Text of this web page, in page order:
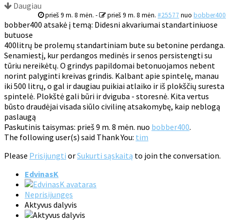
Daugiau
prieš 9 m. 8 mėn. - prieš 9 m. 8 mėn. #25577 nuo bobber400
bobber400 atsakė į temą: Didesni akvariumai standartiniuose
butuose
400litrų be prolemų standartiniam bute su betonine perdanga.
Senamiestį, kur perdangos medinės ir senos persistengti su
tūriu nereikėtų. O grindys papildomai betonuojamos nebent
norint palyginti kreivas grindis. Kalbant apie spintelę, manau
iki 500 litrų, o gal ir daugiau puikiai atlaiko ir iš plokščių suresta
spintelė. Plokštė gali būri ir dviguba - storesnė. Kita vertus
būsto draudėjai visada siūlo civilinę atsakomybę, kaip neblogą
paslaugą
Paskutinis taisymas: prieš 9 m. 8 mėn. nuo bobber400.
The following user(s) said Thank You: tim
Please Prisijungti orSukurti sąskaitą to join the conversation.
EdvinasK
Neprisijungęs
Aktyvus dalyvis